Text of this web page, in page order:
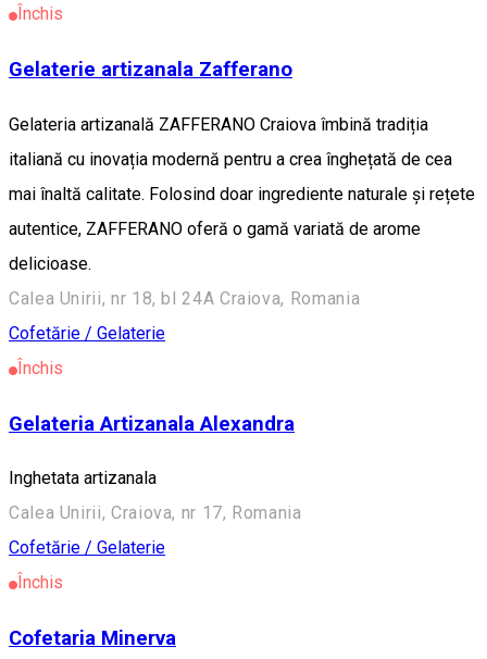
Închis
Gelaterie artizanala Zafferano
Gelateria artizanală ZAFFERANO Craiova îmbină tradiția
italiană cu inovația modernă pentru a crea înghețată de cea
mai înaltă calitate. Folosind doar ingrediente naturale și rețete
autentice, ZAFFERANO oferă o gamă variată de arome
delicioase.
Calea Unirii, nr 18, bl 24A Craiova, Romania
Cofetărie / Gelaterie
Închis
Gelateria Artizanala Alexandra
Inghetata artizanala
Calea Unirii, Craiova, nr 17, Romania
Cofetărie / Gelaterie
Închis
Cofetaria Minerva